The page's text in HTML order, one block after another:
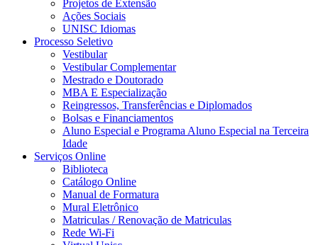
Projetos de Extensão
Ações Sociais
UNISC Idiomas
Processo Seletivo
Vestibular
Vestibular Complementar
Mestrado e Doutorado
MBA E Especialização
Reingressos, Transferências e Diplomados
Bolsas e Financiamentos
Aluno Especial e Programa Aluno Especial na Terceira
Idade
Serviços Online
Biblioteca
Catálogo Online
Manual de Formatura
Mural Eletrônico
Matriculas / Renovação de Matriculas
Rede Wi-Fi